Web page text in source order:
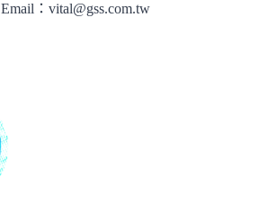
Email：vital@gss.com.tw